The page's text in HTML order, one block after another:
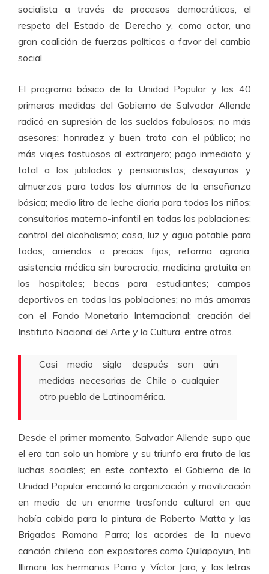
socialista a través de procesos democráticos, el
respeto del Estado de Derecho y, como actor, una
gran coalición de fuerzas políticas a favor del cambio
social.
El programa básico de la Unidad Popular y las 40
primeras medidas del Gobierno de Salvador Allende
radicó en supresión de los sueldos fabulosos; no más
asesores; honradez y buen trato con el público; no
más viajes fastuosos al extranjero; pago inmediato y
total a los jubilados y pensionistas; desayunos y
almuerzos para todos los alumnos de la enseñanza
básica; medio litro de leche diaria para todos los niños;
consultorios materno-infantil en todas las poblaciones;
control del alcoholismo; casa, luz y agua potable para
todos; arriendos a precios fijos; reforma agraria;
asistencia médica sin burocracia; medicina gratuita en
los hospitales; becas para estudiantes; campos
deportivos en todas las poblaciones; no más amarras
con el Fondo Monetario Internacional; creación del
Instituto Nacional del Arte y la Cultura, entre otras.
Casi medio siglo después son aún
medidas necesarias de Chile o cualquier
otro pueblo de Latinoamérica.
Desde el primer momento, Salvador Allende supo que
el era tan solo un hombre y su triunfo era fruto de las
luchas sociales; en este contexto, el Gobierno de la
Unidad Popular encarnó la organización y movilización
en medio de un enorme trasfondo cultural en que
había cabida para la pintura de Roberto Matta y las
Brigadas Ramona Parra; los acordes de la nueva
canción chilena, con expositores como Quilapayun, Inti
Illimani, los hermanos Parra y Víctor Jara; y, las letras